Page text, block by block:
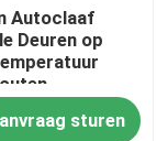
Autoclaaf
Deuren op
sturen